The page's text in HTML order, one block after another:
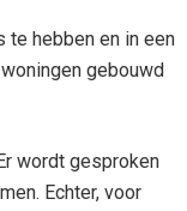
te hebben en in een
gebouwd
wordt gesproken
Echter, voor